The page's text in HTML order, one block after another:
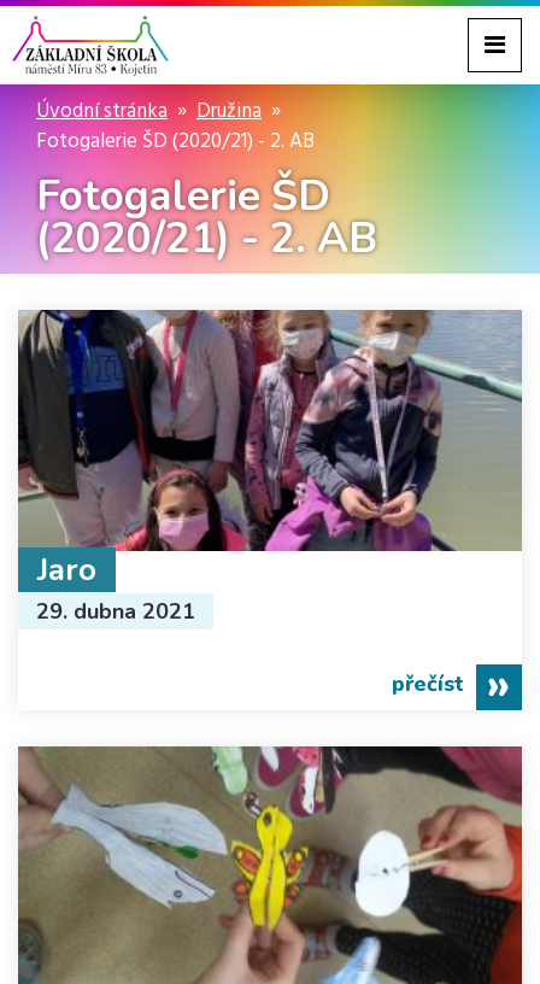
Úvodní stránka
Družina
Fotogalerie ŠD (2020/21) - 2. AB
Fotogalerie ŠD
(2020/21) - 2. AB
Jaro
29. dubna 2021
přečíst